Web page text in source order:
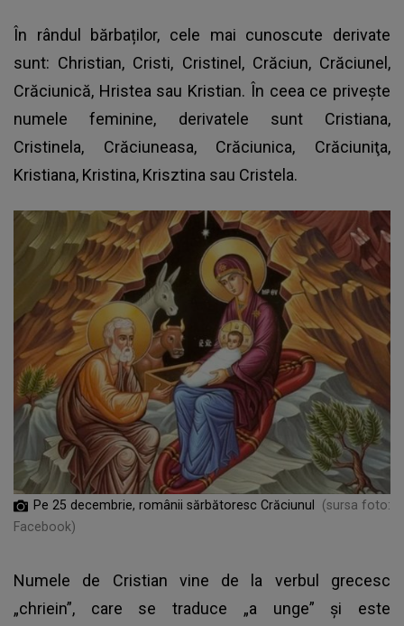
În rândul bărbaților, cele mai cunoscute derivate
sunt: Christian, Cristi, Cristinel, Crăciun, Crăciunel,
Crăciunică, Hristea sau Kristian. În ceea ce privește
numele feminine, derivatele sunt Cristiana,
Cristinela, Crăciuneasa, Crăciunica, Crăciuniţa,
Kristiana, Kristina, Krisztina sau Cristela.
Pe 25 decembrie, românii sărbătoresc Crăciunul
(sursa foto:
Facebook)
Numele de Cristian vine de la verbul grecesc
„chriein”, care se traduce „a unge” și este